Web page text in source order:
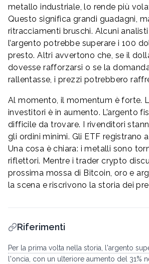
metallo industriale, lo rende più
Questo significa grandi guadagni,
ritracciamenti bruschi. Alcuni
l’argento potrebbe superare i 100
presto. Altri avvertono che, se il
dovesse rafforzarsi o se la
rallentasse, i prezzi potrebbero
Al momento, il momentum è forte.
investitori è in aumento. L’argento
difficile da trovare. I rivenditori
gli ordini minimi. Gli ETF registrano
Una cosa è chiara: i metalli sono
riflettori. Mentre i trader crypto
prossima mossa di Bitcoin, oro e
la scena e riscrivono la storia dei
Riferimenti
Per la prima volta nella storia, l'argento
l'oncia, con un ulteriore aumento del 31%